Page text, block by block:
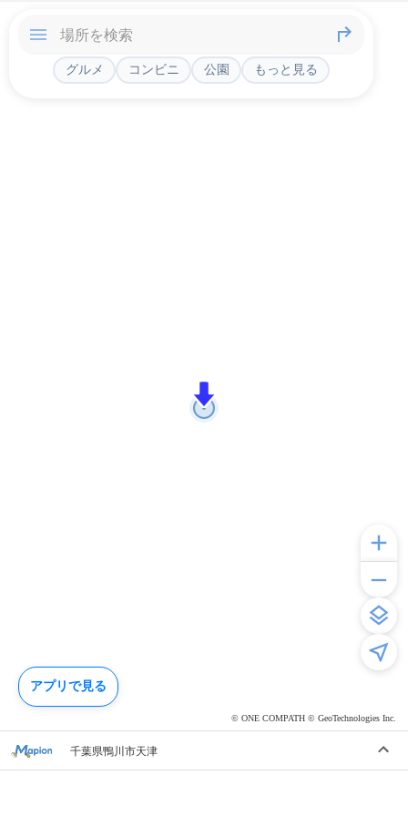
© ONE COMPATH © GeoTechnologies Inc.
グルメ コンビニ 公園 もっと見る
千葉県鴨川市天津
アプリで見る